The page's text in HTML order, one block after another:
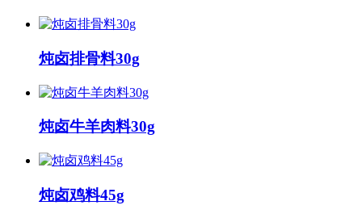
炖卤排骨料30g
炖卤牛羊肉料30g
炖卤鸡料45g